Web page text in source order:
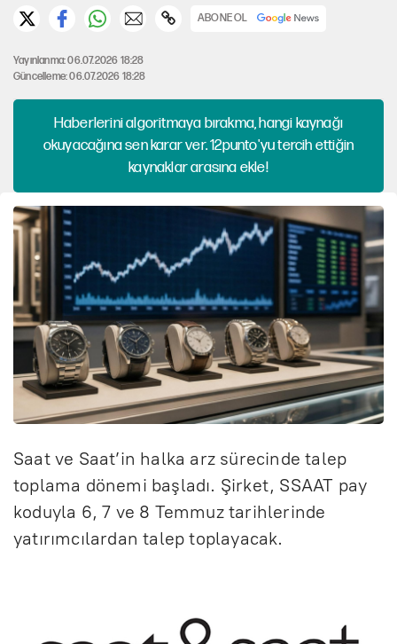
ABONE OL
Yayınlanma: 06.07.2026 18:28
Güncelleme: 06.07.2026 18:28
Haberlerini algoritmaya bırakma, hangi kaynağı
okuyacağına sen karar ver. 12punto'yu tercih ettiğin
kaynaklar arasına ekle!
Saat ve Saat’in halka arz sürecinde talep
toplama dönemi başladı. Şirket, SSAAT pay
koduyla 6, 7 ve 8 Temmuz tarihlerinde
yatırımcılardan talep toplayacak.